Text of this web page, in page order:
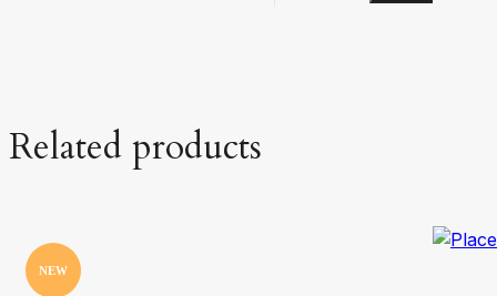
Related products
NEW